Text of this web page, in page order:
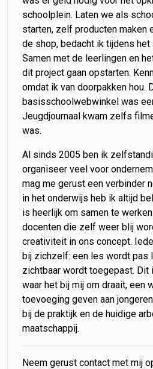
schoolplein. Laten we als
starten, zelf producten maken
de shop, bedacht ik tijdens het
Samen met de leerlingen en
dit project gaan opstarten.
omdat ik van doorpakken hou.
basisschoolwebwinkel was
Jeugdjournaal kwam zelfs
was.
Al sinds 2005 ben ik
organiseer veel voor
mag me gerust een verbinder
in het onderwijs heb ik altijd
is heerlijk om samen te
docenten die zelf weer blij
creativiteit in ons concept.
bij zichzelf: een les wordt pas
zichtbaar wordt toegepast. Dit
waar het bij mij om draait, een
toevoeging geven aan
bij de praktijk en de huidige
maatschappij.
Neem gerust contact met mij